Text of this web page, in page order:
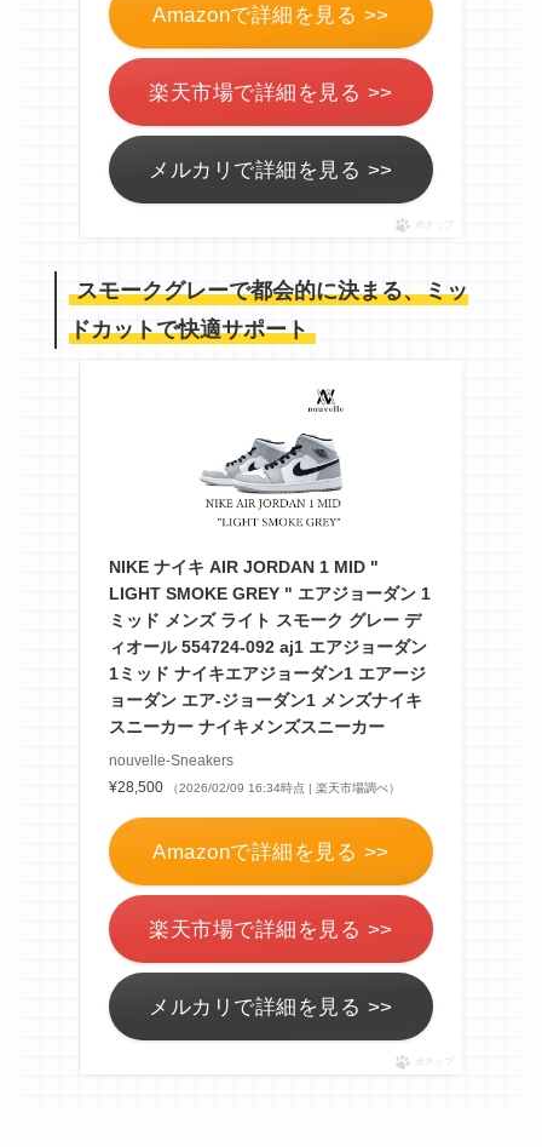
Amazonで詳細を見る >>
楽天市場で詳細を見る >>
メルカリで詳細を見る >>
ポチップ
スモークグレーで都会的に決まる、ミッ
ドカットで快適サポート
NIKE ナイキ AIR JORDAN 1 MID "
LIGHT SMOKE GREY " エアジョーダン 1
ミッド メンズ ライト スモーク グレー デ
ィオール 554724-092 aj1 エアジョーダン
1ミッド ナイキエアジョーダン1 エアージ
ョーダン エア-ジョーダン1 メンズナイキ
スニーカー ナイキメンズスニーカー
nouvelle-Sneakers
¥28,500
（2026/02/09 16:34時点 | 楽天市場調べ）
Amazonで詳細を見る >>
楽天市場で詳細を見る >>
メルカリで詳細を見る >>
ポチップ